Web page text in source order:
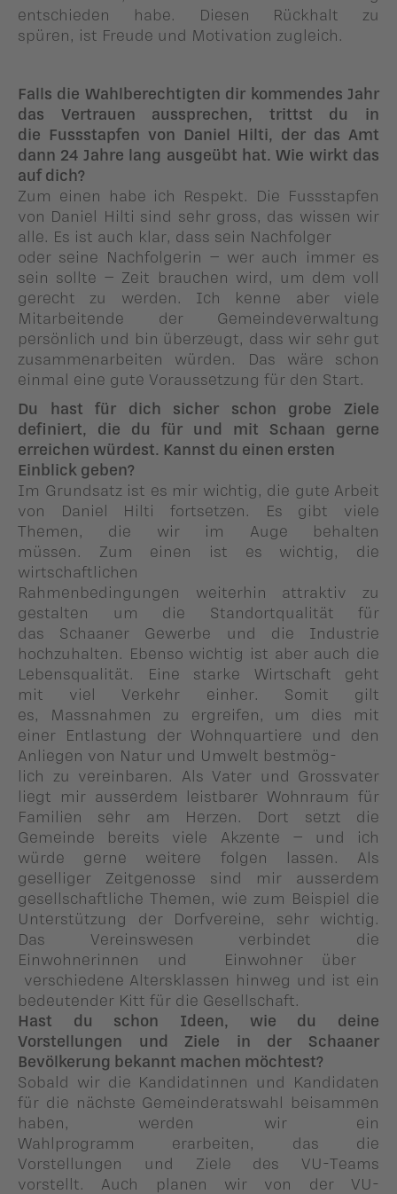
entschieden habe. Diesen Rückhalt zu
spüren, ist Freude und Motivation zugleich.
Falls die Wahlberechtigten dir kommendes Jahr
das Vertrauen aussprechen, trittst du in
die Fussstapfen von Daniel Hilti, der das Amt
dann 24 Jahre lang ausgeübt hat. Wie wirkt das
auf dich?
Zum einen habe ich Respekt. Die Fussstapfen
von Daniel Hilti sind sehr gross, das wissen wir
alle. Es ist auch klar, dass sein Nachfolger
oder seine Nachfolgerin – wer auch immer es
sein sollte – Zeit brauchen wird, um dem voll
gerecht zu werden. Ich kenne aber viele
Mitarbeitende der Gemeindeverwaltung
persönlich und bin überzeugt, dass wir sehr gut
zusammenarbeiten würden. Das wäre schon
einmal eine gute Voraussetzung für den Start.
Du hast für dich sicher schon grobe Ziele
definiert, die du für und mit Schaan gerne
erreichen würdest. Kannst du einen ersten
Einblick geben?
Im Grundsatz ist es mir wichtig, die gute Arbeit
von Daniel Hilti fortsetzen. Es gibt viele
Themen, die wir im Auge behalten
müssen. Zum einen ist es wichtig, die
wirtschaftlichen
Rahmenbedingungen weiterhin attraktiv zu
gestalten um die Standortqualität für
das Schaaner Gewerbe und die Industrie
hochzuhalten. Ebenso wichtig ist aber auch die
Lebensqualität. Eine starke Wirtschaft geht
mit viel Verkehr einher. Somit gilt
es, Massnahmen zu ergreifen, um dies mit
einer Entlastung der Wohnquartiere und den
Anliegen von Natur und Umwelt bestmög-
lich zu vereinbaren. Als Vater und Grossvater
liegt mir ausserdem leistbarer Wohnraum für
Familien sehr am Herzen. Dort setzt die
Gemeinde bereits viele Akzente – und ich
würde gerne weitere folgen lassen. Als
geselliger Zeitgenosse sind mir ausserdem
gesellschaftliche Themen, wie zum Beispiel die
Unterstützung der Dorfvereine, sehr wichtig.
Das Vereinswesen verbindet die
Einwohnerinnen und Einwohner über
verschiedene Altersklassen hinweg und ist ein
bedeutender Kitt für die Gesellschaft.
Hast du schon Ideen, wie du deine
Vorstellungen und Ziele in der Schaaner
Bevölkerung bekannt machen möchtest?
Sobald wir die Kandidatinnen und Kandidaten
für die nächste Gemeinderatswahl beisammen
haben, werden wir ein
Wahlprogramm erarbeiten, das die
Vorstellungen und Ziele des VU-Teams
vorstellt. Auch planen wir von der VU-